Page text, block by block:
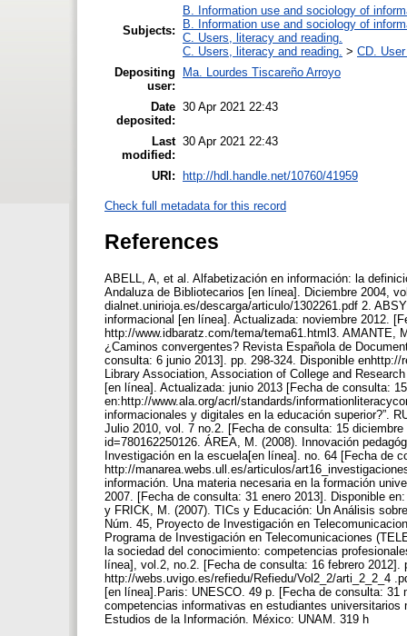
Subjects:
B. Information use and sociology of
B. Information use and sociology of
C. Users, literacy and reading.
C. Users, literacy and reading. > CD.
Depositing
user:
Ma. Lourdes Tiscareño Arroyo
Date
deposited:
30 Apr 2021 22:43
Last
modified:
30 Apr 2021 22:43
URI: http://hdl.handle.net/10760/41959
Check full metadata for this record
References
ABELL, A, et al. Alfabetización en información: la
Andaluza de Bibliotecarios [en línea]. Diciembre 2004,
dialnet.unirioja.es/descarga/articulo/1302261.pdf 2.
informacional [en línea]. Actualizada: noviembre 2012.
http://www.idbaratz.com/tema/tema61.html3.
¿Caminos convergentes? Revista Española de
consulta: 6 junio 2013]. pp. 298-324. Disponible
Library Association, Association of College and
[en línea]. Actualizada: junio 2013 [Fecha de consulta:
en:http://www.ala.org/acrl/standards/
informacionales y digitales en la educación superior?”.
Julio 2010, vol. 7 no.2. [Fecha de consulta: 15
id=780162250126. ÁREA, M. (2008). Innovación
Investigación en la escuela[en línea]. no. 64 [Fecha de
http://manarea.webs.ull.es/articulos/
información. Una materia necesaria en la formación
2007. [Fecha de consulta: 31 enero 2013]. Disponible
y FRICK, M. (2007). TICs y Educación: Un Análisis
Núm. 45, Proyecto de Investigación en
Programa de Investigación en Telecomunicaciones
la sociedad del conocimiento: competencias
línea], vol.2, no.2. [Fecha de consulta: 16 febrero 2012].
http://webs.uvigo.es/refiedu/Refiedu/Vol2_2/arti_2_2_4
[en línea].Paris: UNESCO. 49 p. [Fecha de consulta:
competencias informativas en estudiantes
Estudios de la Información. México: UNAM. 319 h